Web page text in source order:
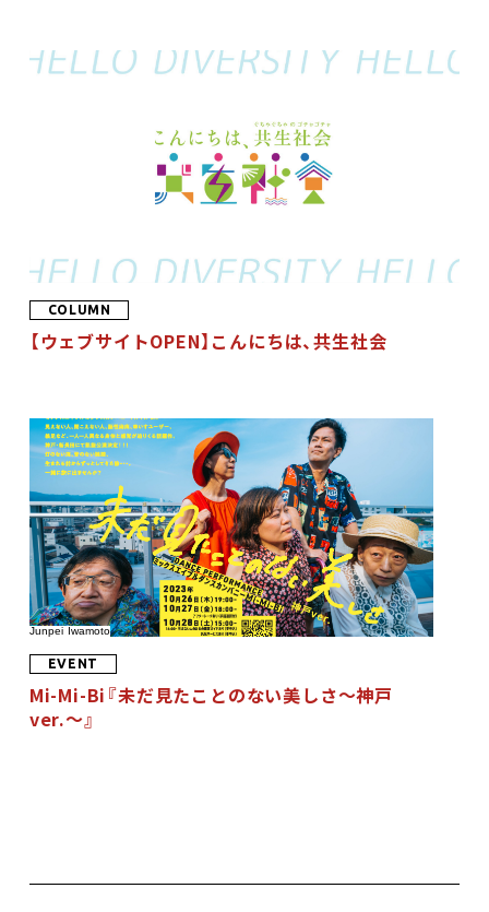
COLUMN
【ウェブサイトOPEN】こんにちは、共生社会
Junpei Iwamoto
EVENT
Mi-Mi-Bi『未だ見たことのない美しさ〜神戸
ver.〜』​